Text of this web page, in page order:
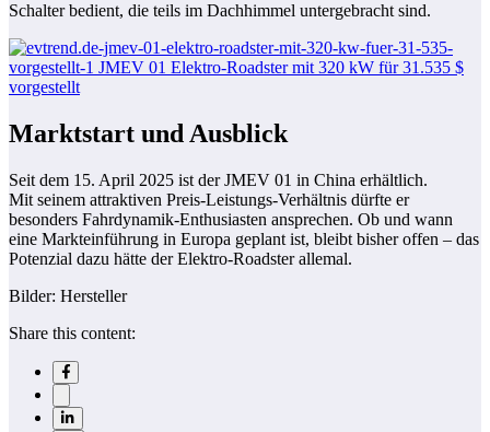
Schalter bedient, die teils im Dachhimmel untergebracht sind.
Marktstart und Ausblick
Seit dem 15. April 2025 ist der JMEV 01 in China erhältlich.
Mit seinem attraktiven Preis-Leistungs-Verhältnis dürfte er
besonders Fahrdynamik-Enthusiasten ansprechen. Ob und wann
eine Markteinführung in Europa geplant ist, bleibt bisher offen – das
Potenzial dazu hätte der Elektro-Roadster allemal.
Bilder: Hersteller
Share this content: